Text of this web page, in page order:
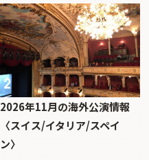
2026年11月の海外公演情報
〈スイス/イタリア/スペイ
ン〉